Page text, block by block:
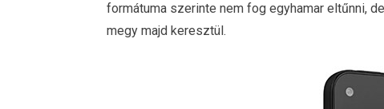
formátuma szerinte nem fog egyhamar eltűnni,
megy majd keresztül.